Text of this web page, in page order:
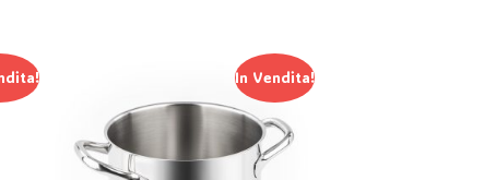
In Vendita!
Prezzo
Originale
Era:
58,90 €.
Il
Prezzo
Attuale
È:
47,10 €.